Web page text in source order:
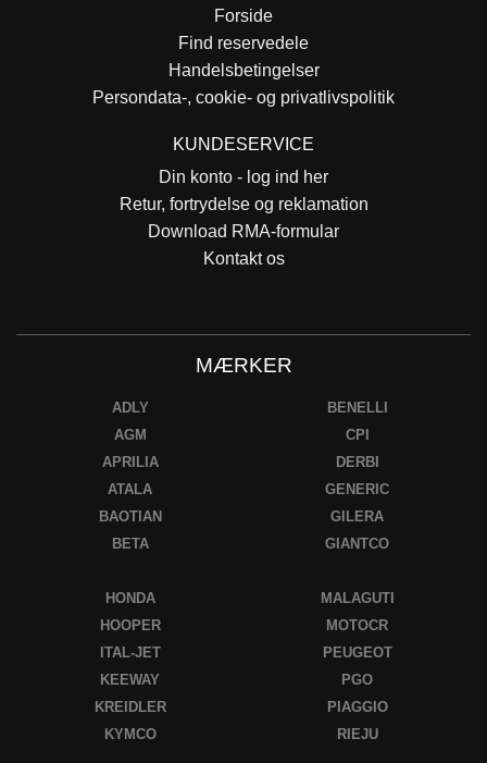
Forside
Find reservedele
Handelsbetingelser
Persondata-, cookie- og privatlivspolitik
KUNDESERVICE
Din konto - log ind her
Retur, fortrydelse og reklamation
Download RMA-formular
Kontakt os
MÆRKER
ADLY
AGM
APRILIA
ATALA
BAOTIAN
BETA
BENELLI
CPI
DERBI
GENERIC
GILERA
GIANTCO
HONDA
HOOPER
ITAL-JET
KEEWAY
KREIDLER
KYMCO
MALAGUTI
MOTOCR
PEUGEOT
PGO
PIAGGIO
RIEJU